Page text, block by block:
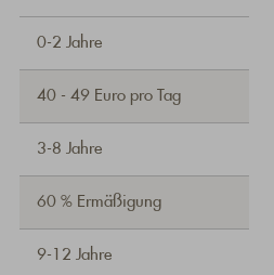
0-2 Jahre
40 - 49 Euro pro Tag
3-8 Jahre
60 % Ermäßigung
9-12 Jahre